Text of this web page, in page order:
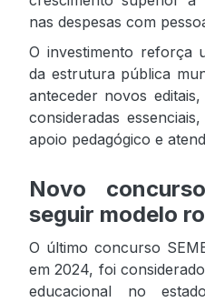
nas despesas com
O investimento reforça
da estrutura pública
anteceder novos
consideradas
apoio pedagógico e
Novo
seguir modelo
O último concurso
em 2024, foi
educacional no